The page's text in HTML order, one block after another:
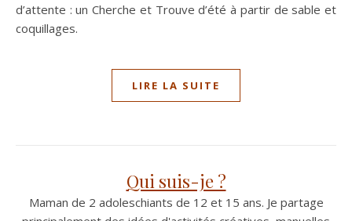
d’attente : un Cherche et Trouve d’été à partir de sable et
coquillages.
LIRE LA SUITE
Qui suis-je ?
Maman de 2 adoleschiants de 12 et 15 ans. Je partage